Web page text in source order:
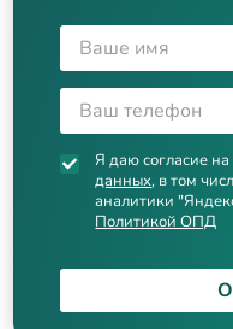
Я даю согласие на
данных, в том
аналитики
Политикой ОПД